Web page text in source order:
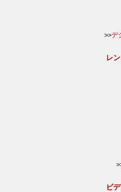
>>デ
レ
ビ